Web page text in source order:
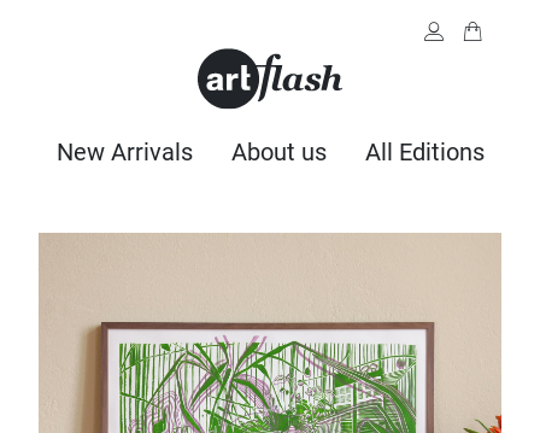
New Arrivals About us All Editions